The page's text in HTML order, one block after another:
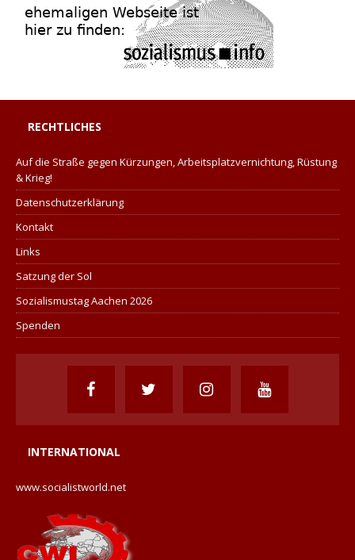
RECHTLICHES
Auf die Straße gegen Kürzungen, Arbeitsplatzvernichtung, Rüstung
& Krieg!
Datenschutzerklärung
Kontakt
Links
Satzung der Sol
Sozialismustag Aachen 2026
Spenden
INTERNATIONAL
www.socialistworld.net